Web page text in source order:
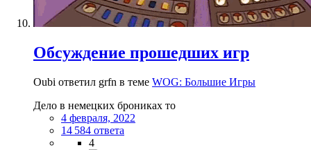
Обсуждение прошедших игр
Oubi ответил grfn в теме WOG: Большие Игры
Дело в немецких брониках то
4 февраля, 2022
14 584 ответа
4